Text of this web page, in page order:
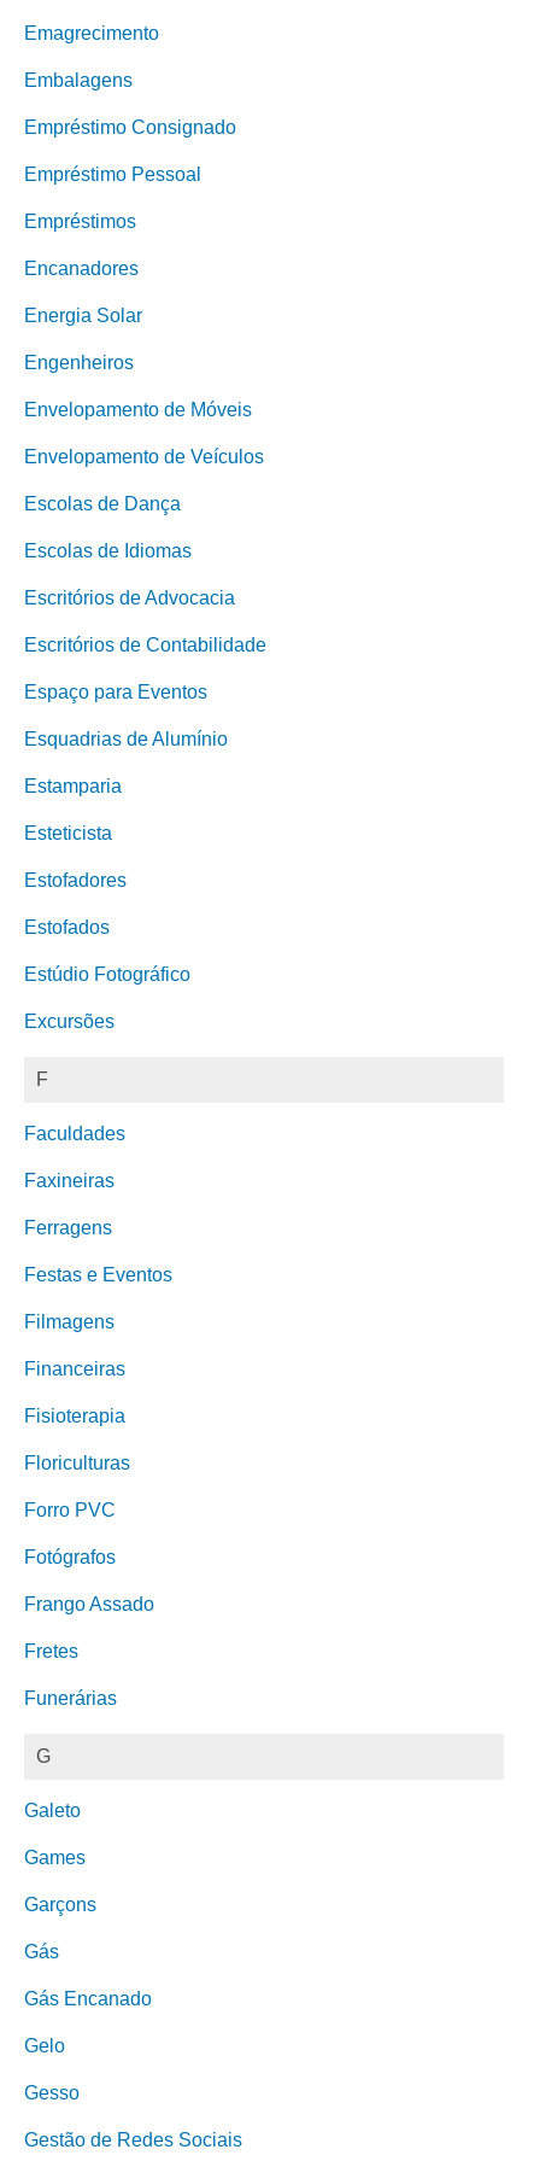
Emagrecimento
Embalagens
Empréstimo Consignado
Empréstimo Pessoal
Empréstimos
Encanadores
Energia Solar
Engenheiros
Envelopamento de Móveis
Envelopamento de Veículos
Escolas de Dança
Escolas de Idiomas
Escritórios de Advocacia
Escritórios de Contabilidade
Espaço para Eventos
Esquadrias de Alumínio
Estamparia
Esteticista
Estofadores
Estofados
Estúdio Fotográfico
Excursões
F
Faculdades
Faxineiras
Ferragens
Festas e Eventos
Filmagens
Financeiras
Fisioterapia
Floriculturas
Forro PVC
Fotógrafos
Frango Assado
Fretes
Funerárias
G
Galeto
Games
Garçons
Gás
Gás Encanado
Gelo
Gesso
Gestão de Redes Sociais